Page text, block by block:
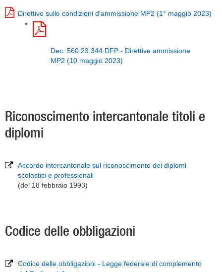
Direttive sulle condizioni d'ammissione MP2 (1° maggio 2023)
Dec. 560.23.344 DFP - Direttive ammissione
MP2 (10 maggio 2023)
Riconoscimento intercantonale titoli e
diplomi
Accordo intercantonale sul riconoscimento dei diplomi
scolastici e professionali
(del 18 febbraio 1993)
Codice delle obbligazioni
Codice delle obbligazioni - Legge federale di complemento